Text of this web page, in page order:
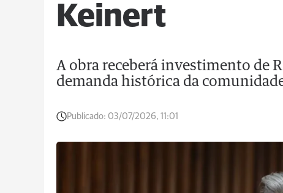
Keinert
A obra receberá investimento de
demanda histórica da
Publicado: 03/07/2026, 11:01